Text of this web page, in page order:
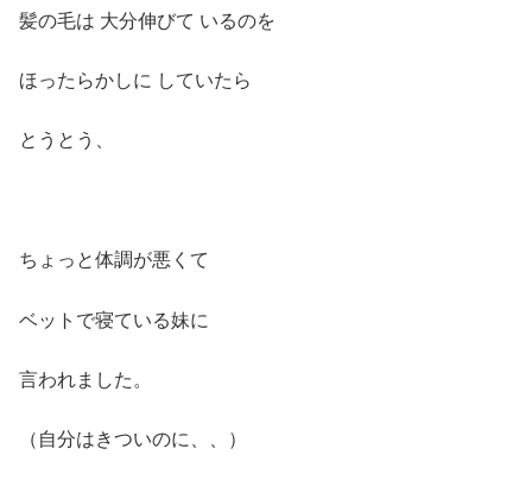
髪の毛は 大分伸びて いるのを
ほったらかしに していたら
とうとう、
ちょっと体調が悪くて
ベットで寝ている妹に
言われました。
（自分はきついのに、、）